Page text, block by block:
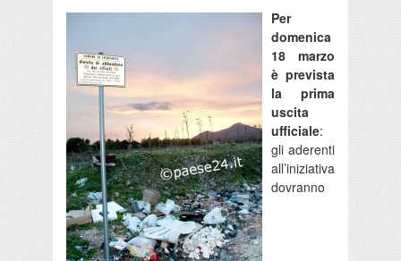
Per
domenica
18 marzo
è prevista
la prima
uscita
ufficiale:
gli aderenti
all’iniziativa
dovranno